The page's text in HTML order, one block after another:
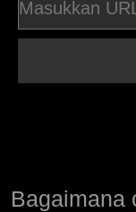
Bagaimana